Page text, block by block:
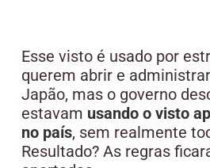
Esse visto é usado por
querem abrir e
Japão, mas o governo
estavam usando o visto
no país, sem realmente
Resultado? As regras